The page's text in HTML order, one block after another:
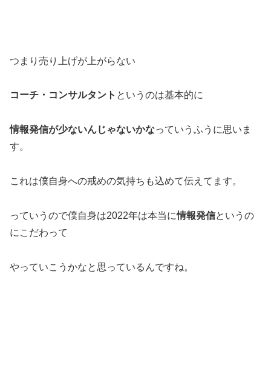
つまり売り上げが上がらない
コーチ・コンサルタント というのは基本的に
情報発信が少ないんじゃないかなっていうふうに思いま
す。
これは僕自身への戒めの気持ちも込めて伝えてます。
っていうので僕自身は2022年は本当に情報発信というの
にこだわって
やっていこうかなと思っているんですね。